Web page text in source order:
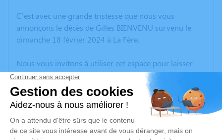
C’est avec une grande tristesse que nous vous
annonçons le décès de Gilles BIENVENU survenu le
dimanche 18 février 2024 à La Fère.
Nous vous invitons à utiliser cet espace pour laisser
vos condoléances, partager des photos souvenirs, une
anecdote ou exprimer vos pensées à travers des
poèmes ou des textes. Cet endroit est un lieu
d'expression dédié à honorer la mémoire de Gilles
BIENVENU.